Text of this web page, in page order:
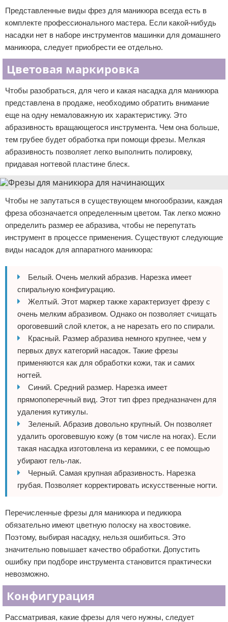
Представленные виды фрез для маникюра всегда есть в
комплекте профессионального мастера. Если какой-нибудь
насадки нет в наборе инструментов машинки для домашнего
маникюра, следует приобрести ее отдельно.
Цветовая маркировка
Чтобы разобраться, для чего и какая насадка для маникюра
представлена в продаже, необходимо обратить внимание
еще на одну немаловажную их характеристику. Это
абразивность вращающегося инструмента. Чем она больше,
тем грубее будет обработка при помощи фрезы. Мелкая
абразивность позволяет легко выполнить полировку,
придавая ногтевой пластине блеск.
Чтобы не запутаться в существующем многообразии, каждая
фреза обозначается определенным цветом. Так легко можно
определить размер ее абразива, чтобы не перепутать
инструмент в процессе применения. Существуют следующие
виды насадок для аппаратного маникюра:
Белый. Очень мелкий абразив. Нарезка имеет
спиральную конфигурацию.
Желтый. Этот маркер также характеризует фрезу с
очень мелким абразивом. Однако он позволяет счищать
ороговевший слой клеток, а не нарезать его по спирали.
Красный. Размер абразива немного крупнее, чем у
первых двух категорий насадок. Такие фрезы
применяются как для обработки кожи, так и самих
ногтей.
Синий. Средний размер. Нарезка имеет
прямопоперечный вид. Этот тип фрез предназначен для
удаления кутикулы.
Зеленый. Абразив довольно крупный. Он позволяет
удалить ороговевшую кожу (в том числе на ногах). Если
такая насадка изготовлена из керамики, с ее помощью
убирают гель-лак.
Черный. Самая крупная абразивность. Нарезка
грубая. Позволяет корректировать искусственные ногти.
Перечисленные фрезы для маникюра и педикюра
обязательно имеют цветную полоску на хвостовике.
Поэтому, выбирая насадку, нельзя ошибиться. Это
значительно повышает качество обработки. Допустить
ошибку при подборе инструмента становится практически
невозможно.
Конфигурация
Рассматривая, какие фрезы для чего нужны, следует